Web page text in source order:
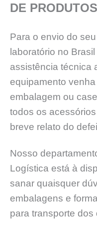
DE PRODUTOS
Para o envio do
laboratório no
assistência técnica
equipamento
embalagem ou
todos os
breve relato do
Nosso
Logística está à
sanar quaisquer
embalagens e
para transporte dos